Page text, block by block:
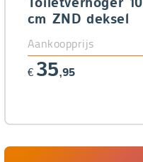
Toiletverhoger 10
cm ZND deksel
Aankoopprijs
€ 35,95